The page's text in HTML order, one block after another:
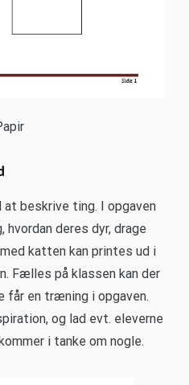
beskrive ting. I opgaven
deres dyr, drage
katten kan printes ud i
Fælles på klassen kan der
får en træning i opgaven.
og lad evt. eleverne
i tanke om nogle.